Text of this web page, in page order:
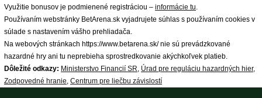
Využitie bonusov je podmienené registráciou – informácie tu.
Používaním webstránky BetArena.sk vyjadrujete súhlas s používaním cookies v
súlade s nastavením vášho prehliadača.
Na webových stránkach https://www.betarena.sk/ nie sú prevádzkované
hazardné hry ani tu neprebieha sprostredkovanie akýchkoľvek platieb.
Dôležité odkazy: Ministerstvo Financií SR, Úrad pre reguláciu hazardných hier,
Zodpovedné hranie, Centrum pre liečbu závislostí